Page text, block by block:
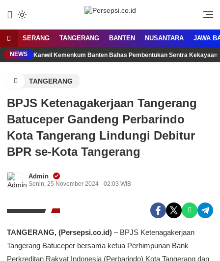
SERANG TANGERANG BANTEN NUSANTARA JAWA
NEWS Kanwil Kemenkum Banten Bahas Pembentukan Sentra
TANGERANG
BPJS Ketenagakerjaan Tangerang
Batuceper Gandeng Perbarindo
Kota Tangerang Lindungi Debitur
BPR se-Kota Tangerang
Admin
Senin, 25 November 2024 - 02:03 WIB
TANGERANG, (Persepsi.co.id) – BPJS Ketenagakerjaan
Tangerang Batuceper bersama ketua Perhimpunan Bank
Perkreditan Rakyat Indonesia (Perbarindo) Kota Tangerang dan